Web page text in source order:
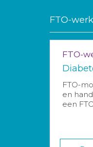
FTO-
FTO-
FTO-
en
een